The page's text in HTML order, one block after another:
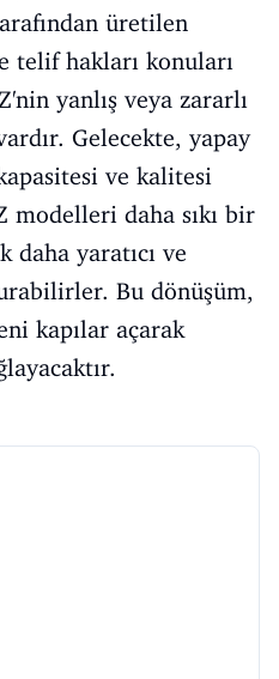
üretilen
hakları konuları
yanlış veya zararlı
Gelecekte, yapay
ve kalitesi
modelleri daha sıkı bir
daha yaratıcı ve
Bu dönüşüm,
kapılar açarak